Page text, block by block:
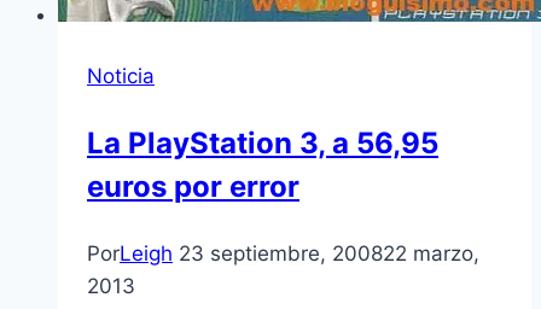
Noticia
La PlayStation 3, a 56,95
euros por error
PorLeigh 23 septiembre, 200822 marzo,
2013